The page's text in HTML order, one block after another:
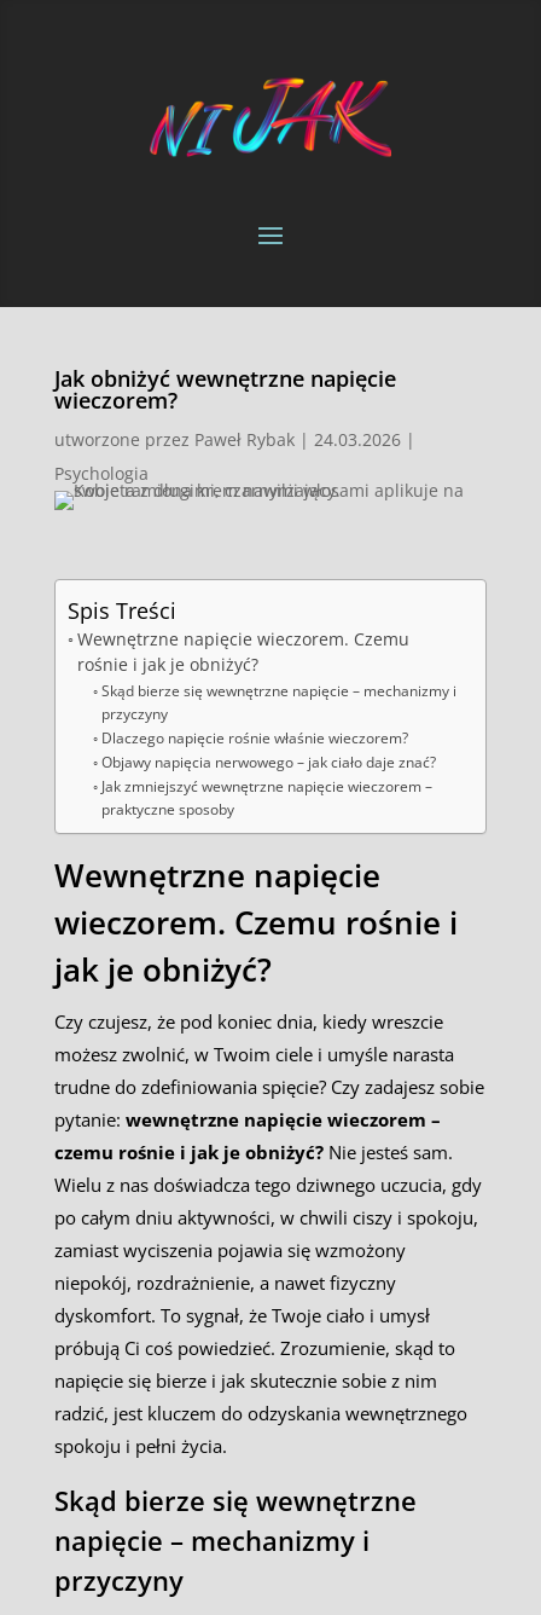
Jak obniżyć wewnętrzne napięcie
wieczorem?
utworzone przez Paweł Rybak| 24.03.2026|
Psychologia
Spis Treści
Wewnętrzne napięcie wieczorem. Czemu
rośnie i jak je obniżyć?
Skąd bierze się wewnętrzne napięcie – mechanizmy i
przyczyny
Dlaczego napięcie rośnie właśnie wieczorem?
Objawy napięcia nerwowego – jak ciało daje znać?
Jak zmniejszyć wewnętrzne napięcie wieczorem –
praktyczne sposoby
Wewnętrzne napięcie
wieczorem. Czemu rośnie i
jak je obniżyć?
Czy czujesz, że pod koniec dnia, kiedy wreszcie
możesz zwolnić, w Twoim ciele i umyśle narasta
trudne do zdefiniowania spięcie? Czy zadajesz sobie
pytanie: wewnętrzne napięcie wieczorem –
czemu rośnie i jak je obniżyć?Nie jesteś sam.
Wielu z nas doświadcza tego dziwnego uczucia, gdy
po całym dniu aktywności, w chwili ciszy i spokoju,
zamiast wyciszenia pojawia się wzmożony
niepokój, rozdrażnienie, a nawet fizyczny
dyskomfort. To sygnał, że Twoje ciało i umysł
próbują Ci coś powiedzieć. Zrozumienie, skąd to
napięcie się bierze i jak skutecznie sobie z nim
radzić, jest kluczem do odzyskania wewnętrznego
spokoju i pełni życia.
Skąd bierze się wewnętrzne
napięcie – mechanizmy i
przyczyny